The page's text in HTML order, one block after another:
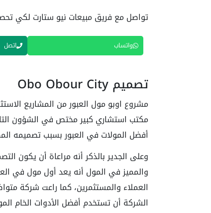
تواصل مع فريق مبيعات نيو ستارت لكي
واتساب اتصل
تصميم Obo Obour City
مشروع اوبو مول العبور من المشاريع
مكتب استشاري كبير مختص في الشؤون
أفضل المولات في العبور بسبب تصميمه
وعلى الجدير بالذكر أنه مراعاة أن يكون
والمميز في المول أنه يعد أول مول في
العملاء والمستثمرين، كما راعت شركة
الشركة أن تستخدم أفضل الأدوات الخام